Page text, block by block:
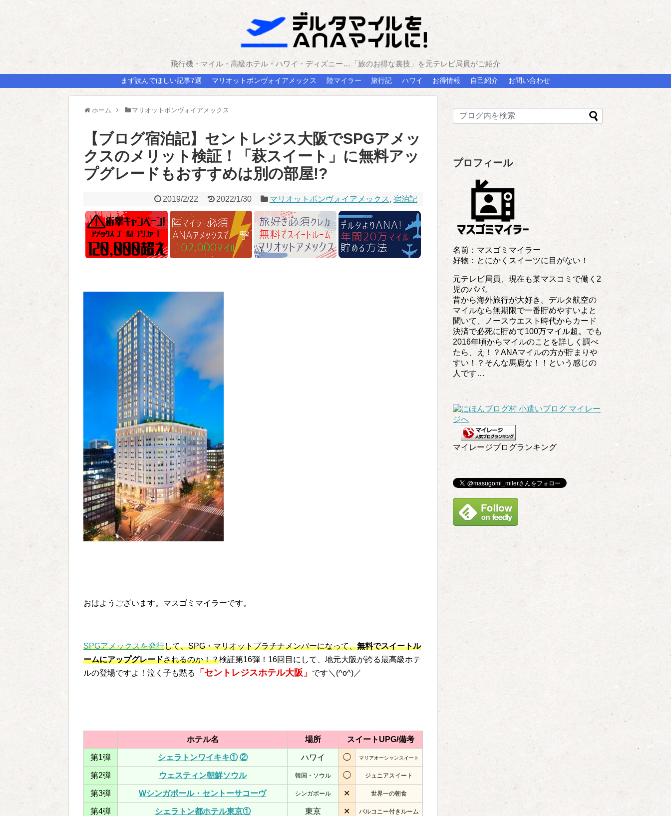
飛行機・マイル・高級ホテル・ハワイ・ディズニー…「旅のお得な裏技」を元テレビ局員がご紹介
まず読んでほしい記事7選 マリオットボンヴォイアメックス 陸マイラー 旅行記 ハワイ お得情報 自己紹介 お問い合わせ
ホーム マリオットボンヴォイアメックス
【ブログ宿泊記】セントレジス大阪でSPGアメッ
クスのメリット検証！「萩スイート」に無料アッ
プグレードもおすすめは別の部屋!?
2019/2/22 2022/1/30 マリオットボンヴォイアメックス, 宿泊記
おはようございます。マスゴミマイラーです。
SPGアメックスを発行して、SPG・マリオットプラチナメンバーになって、無料でスイートル
ームにアップグレードされるのか！？検証第16弾！16回目にして、地元大阪が誇る最高級ホテ
ルの登場ですよ！泣く子も黙る
「セントレジスホテル大阪」 です＼(^o^)／
ホテル名 場所 スイートUPG/備考
第1弾 シェラトンワイキキ① ② ハワイ ◯ マリアオーシャンスイート
第2弾 ウェスティン朝鮮ソウル 韓国・ソウル ◯ ジュニアスイート
第3弾 Wシンガポール・セントーサコーヴ シンガポール ✕ 世界一の朝食
第4弾 シェラトン都ホテル東京① 東京 ✕ バルコニー付きルーム
プロフィール
名前：マスゴミマイラー
好物：とにかくスイーツに目がない！
元テレビ局員、現在も某マスコミで働く2
児のパパ。
昔から海外旅行が大好き。デルタ航空の
マイルなら無期限で一番貯めやすいよと
聞いて、ノースウエスト時代からカード
決済で必死に貯めて100万マイル超。でも
2016年頃からマイルのことを詳しく調べ
たら、え！？ANAマイルの方が貯まりや
すい！？そんな馬鹿な！！という感じの
人です…
マイレージブログランキング